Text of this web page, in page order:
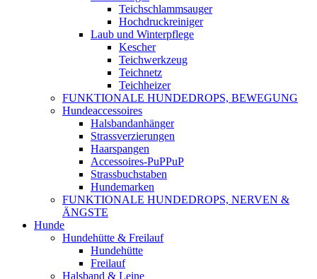
Teichschlammsauger
Hochdruckreiniger
Laub und Winterpflege
Kescher
Teichwerkzeug
Teichnetz
Teichheizer
FUNKTIONALE HUNDEDROPS, BEWEGUNG
Hundeaccessoires
Halsbandanhänger
Strassverzierungen
Haarspangen
Accessoires-PuPPuP
Strassbuchstaben
Hundemarken
FUNKTIONALE HUNDEDROPS, NERVEN &
ÄNGSTE
Hunde
Hundehütte & Freilauf
Hundehütte
Freilauf
Halsband & Leine